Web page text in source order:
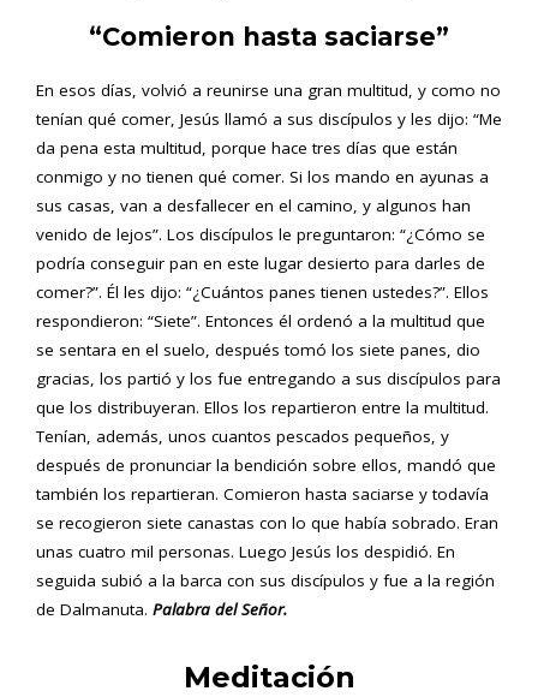
“Comieron hasta saciarse”
En esos días, volvió a reunirse una gran multitud, y como no
tenían qué comer, Jesús llamó a sus discípulos y les dijo: “Me
da pena esta multitud, porque hace tres días que están
conmigo y no tienen qué comer. Si los mando en ayunas a
sus casas, van a desfallecer en el camino, y algunos han
venido de lejos”. Los discípulos le preguntaron: “¿Cómo se
podría conseguir pan en este lugar desierto para darles de
comer?”. Él les dijo: “¿Cuántos panes tienen ustedes?”. Ellos
respondieron: “Siete”. Entonces él ordenó a la multitud que
se sentara en el suelo, después tomó los siete panes, dio
gracias, los partió y los fue entregando a sus discípulos para
que los distribuyeran. Ellos los repartieron entre la multitud.
Tenían, además, unos cuantos pescados pequeños, y
después de pronunciar la bendición sobre ellos, mandó que
también los repartieran. Comieron hasta saciarse y todavía
se recogieron siete canastas con lo que había sobrado. Eran
unas cuatro mil personas. Luego Jesús los despidió. En
seguida subió a la barca con sus discípulos y fue a la región
de Dalmanuta. Palabra del Señor.
Meditación